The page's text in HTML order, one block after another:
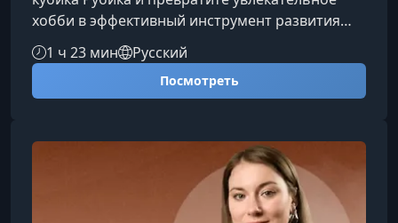
хобби в эффективный инструмент развития
памяти, внимания и реакций. Спидкубинг —
это современная интеллектуальная практика,
которая сочетает спорт, логику и технику. В
ходе обучения вы постепенно перейдёте от
алгоритмам, научитесь понимать механику
кубика и собирать его уверенно и
быстро.Почему стоит освоить спидкубингКурс
1 ч 23 мин Русский
Посмотреть